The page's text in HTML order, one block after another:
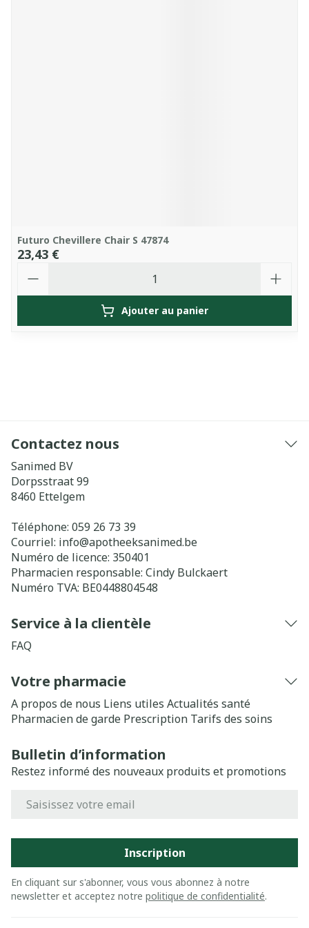
Futuro Chevillere Chair S 47874
23,43 €
Ajouter au panier
Contactez nous
Sanimed BV
Dorpsstraat 99
8460 Ettelgem
Téléphone: 059 26 73 39
Courriel: info@apotheeksanimed.be
Numéro de licence: 350401
Pharmacien responsable: Cindy Bulckaert
Numéro TVA: BE0448804548
Service à la clientèle
FAQ
Votre pharmacie
A propos de nous Liens utiles Actualités santé
Pharmacien de garde Prescription Tarifs des soins
Bulletin d’information
Restez informé des nouveaux produits et promotions
Inscription
En cliquant sur s'abonner, vous vous abonnez à notre
newsletter et acceptez notre politique de confidentialité.